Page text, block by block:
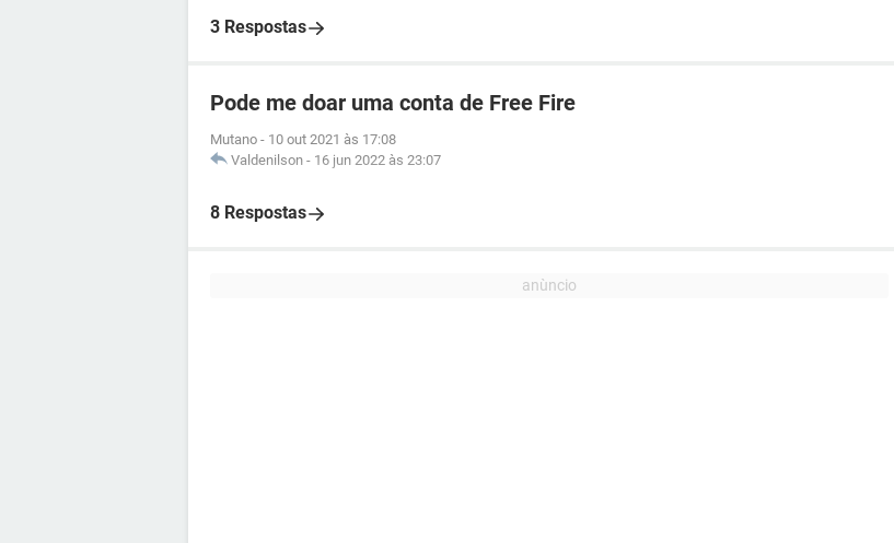
3 Respostas
Pode me doar uma conta de Free Fire
Mutano - 10 out 2021 às 17:08
Valdenilson - 16 jun 2022 às 23:07
8 Respostas